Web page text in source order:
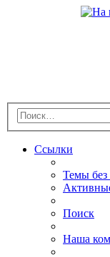
Ссылки
Темы без
Поиск
Наша